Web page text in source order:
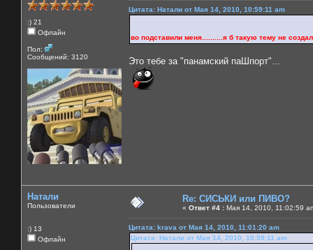
:) 21
Офлайн
Пол:
Сообщений: 3120
Цитата: Натали от Мая 14, 2010, 10:59:11 am
во подставили меня..........я б такую тему не
Это тебе за "панамский паШпорт"...
Натали
Пользователи
:) 13
Офлайн
Re: СИСЬКИ или ПИВО?
« Ответ #4 : Мая 14, 2010, 11:02:59
Цитата: krava от Мая 14, 2010, 11:01:20 am
Цитата: Натали от Мая 14, 2010, 10:59:11 am